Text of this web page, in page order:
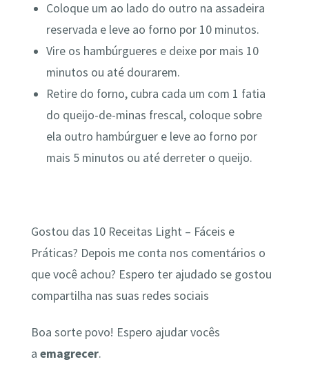
Coloque um ao lado do outro na assadeira
reservada e leve ao forno por 10 minutos.
Vire os hambúrgueres e deixe por mais 10
minutos ou até dourarem.
Retire do forno, cubra cada um com 1 fatia
do queijo-de-minas frescal, coloque sobre
ela outro hambúrguer e leve ao forno por
mais 5 minutos ou até derreter o queijo.
Gostou das 10 Receitas Light – Fáceis e
Práticas? Depois me conta nos comentários o
que você achou? Espero ter ajudado se gostou
compartilha nas suas redes sociais
Boa sorte povo! Espero ajudar vocês
a emagrecer.